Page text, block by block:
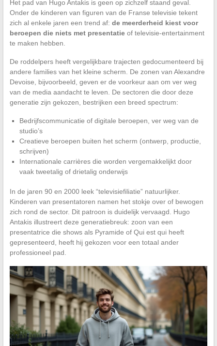
Het pad van Hugo Antakis is geen op zichzelf staand geval.
Onder de kinderen van figuren van de Franse televisie tekent
zich al enkele jaren een trend af: de meerderheid kiest voor
beroepen die niets met presentatieof televisie-entertainment
te maken hebben.
De roddelpers heeft vergelijkbare trajecten gedocumenteerd bij
andere families van het kleine scherm. De zonen van Alexandre
Devoise, bijvoorbeeld, geven er de voorkeur aan om ver weg
van de media aandacht te leven. De sectoren die door deze
generatie zijn gekozen, bestrijken een breed spectrum:
Bedrijfscommunicatie of digitale beroepen, ver weg van de
studio’s
Creatieve beroepen buiten het scherm (ontwerp, productie,
schrijven)
Internationale carrières die worden vergemakkelijkt door
vaak tweetalig of drietalig onderwijs
In de jaren 90 en 2000 leek “televisiefiliatie” natuurlijker.
Kinderen van presentatoren namen het stokje over of bewogen
zich rond de sector. Dit patroon is duidelijk vervaagd. Hugo
Antakis illustreert deze generatiebreuk: zoon van een
presentatrice die shows als Pyramide of Qui est qui heeft
gepresenteerd, heeft hij gekozen voor een totaal ander
professioneel pad.